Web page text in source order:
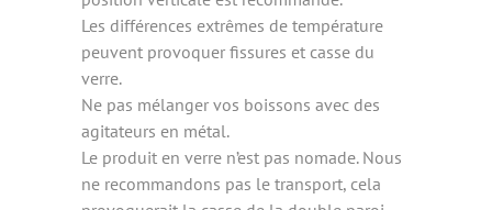
Les différences extrêmes de température
peuvent provoquer fissures et casse du
verre.
Ne pas mélanger vos boissons avec des
agitateurs en métal.
Le produit en verre n’est pas nomade. Nous
ne recommandons pas le transport, cela